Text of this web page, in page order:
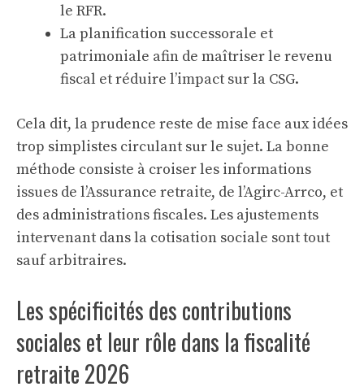
le RFR.
La planification successorale et
patrimoniale afin de maîtriser le revenu
fiscal et réduire l’impact sur la CSG.
Cela dit, la prudence reste de mise face aux idées
trop simplistes circulant sur le sujet. La bonne
méthode consiste à croiser les informations
issues de l’Assurance retraite, de l’Agirc-Arrco, et
des administrations fiscales. Les ajustements
intervenant dans la cotisation sociale sont tout
sauf arbitraires.
Les spécificités des contributions
sociales et leur rôle dans la fiscalité
retraite 2026